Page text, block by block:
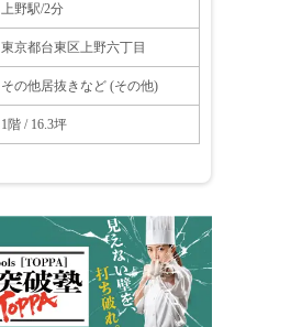
上野駅/2分
東京都台東区上野六丁目
その他居抜きなど (その他)
1階 / 16.3坪